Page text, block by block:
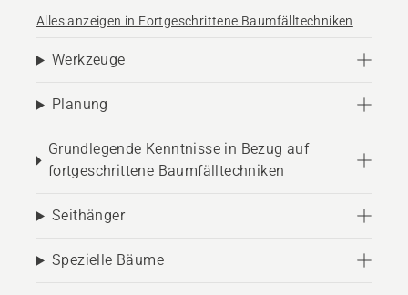
Alles anzeigen in Fortgeschrittene Baumfälltechniken
Werkzeuge
Planung
Grundlegende Kenntnisse in Bezug auf
fortgeschrittene Baumfälltechniken
Seithänger
Spezielle Bäume